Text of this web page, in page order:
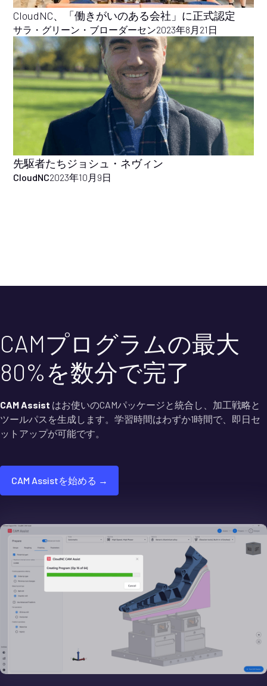
CloudNC、「働きがいのある会社」に正式認定
サラ・グリーン・ブローダーセン2023年8月21日
先駆者たちジョシュ・ネヴィン
CloudNC2023年10月9日
CAMプログラムの最大
80%を数分で完了
CAM Assist はお使いのCAMパッケージと統合し、加工戦略と
ツールパスを生成します。学習時間はわずか1時間で、即日セ
ットアップが可能です。
CAM Assistを始める →